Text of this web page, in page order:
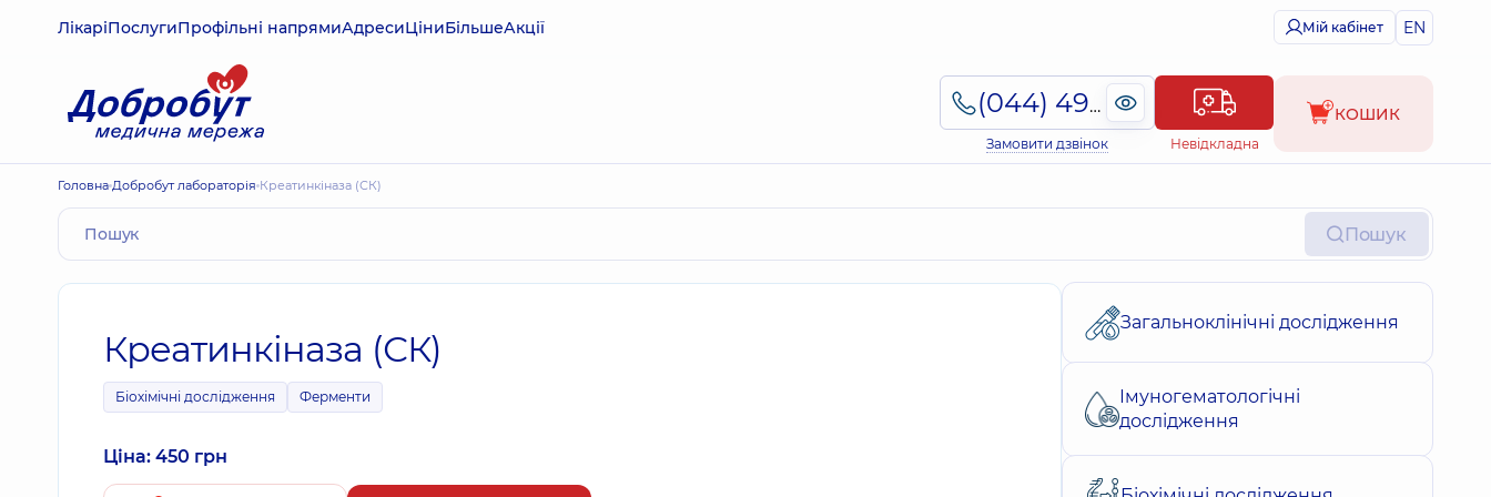
ЛікаріПослугиПрофільні напрямиАдресиЦіниБільшеАкції Мій кабінет EN
(044) 495-2-888
Замовити дзвінок Невідкладна
КОШИК
Головна Добробут лабораторія Креатинкіназа (СК)
Пошук
Креатинкіназа (СК)
Біохімічні дослідження Ферменти
Ціна: 450 грн
Загальноклінічні дослідження
Імуногематологічні
дослідження